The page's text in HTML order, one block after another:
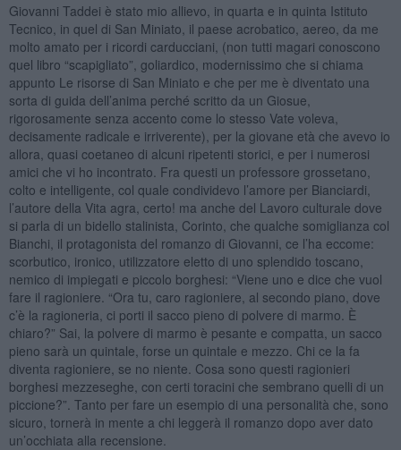
Giovanni Taddei è stato mio allievo, in quarta e in quinta Istituto
Tecnico, in quel di San Miniato, il paese acrobatico, aereo, da me
molto amato per i ricordi carducciani, (non tutti magari conoscono
quel libro “scapigliato”, goliardico, modernissimo che si chiama
appunto Le risorse di San Miniato e che per me è diventato una
sorta di guida dell’anima perché scritto da un Giosue,
rigorosamente senza accento come lo stesso Vate voleva,
decisamente radicale e irriverente), per la giovane età che avevo io
allora, quasi coetaneo di alcuni ripetenti storici, e per i numerosi
amici che vi ho incontrato. Fra questi un professore grossetano,
colto e intelligente, col quale condividevo l’amore per Bianciardi,
l’autore della Vita agra, certo! ma anche del Lavoro culturale dove
si parla di un bidello stalinista, Corinto, che qualche somiglianza col
Bianchi, il protagonista del romanzo di Giovanni, ce l’ha eccome:
scorbutico, ironico, utilizzatore eletto di uno splendido toscano,
nemico di impiegati e piccolo borghesi: “Viene uno e dice che vuol
fare il ragioniere. “Ora tu, caro ragioniere, al secondo piano, dove
c’è la ragioneria, ci porti il sacco pieno di polvere di marmo. È
chiaro?” Sai, la polvere di marmo è pesante e compatta, un sacco
pieno sarà un quintale, forse un quintale e mezzo. Chi ce la fa
diventa ragioniere, se no niente. Cosa sono questi ragionieri
borghesi mezzeseghe, con certi toracini che sembrano quelli di un
piccione?”. Tanto per fare un esempio di una personalità che, sono
sicuro, tornerà in mente a chi leggerà il romanzo dopo aver dato
un’occhiata alla recensione.